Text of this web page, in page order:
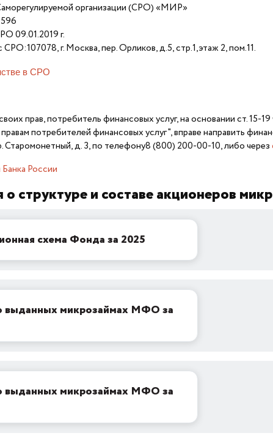
организации (СРО) «МИР»
09.01.2019 г.
СРО:107078, г. Москва, пер. Орликов, д.5, стр.1,этаж 2,
в СРО
прав, потребитель финансовых услуг, на основании ст.
потребителей финансовых услуг", вправе направить
Старомонетный, д. 3, по телефону8 (800) 200-00-10, либо через
России
структуре и составе акционеров
схема Фонда за 2025
выданных микрозаймах МФО за
выданных микрозаймах МФО за